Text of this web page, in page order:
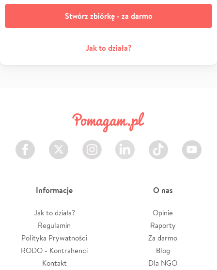
Stwórz zbiórkę - za darmo
Jak to działa?
Facebook Twitter Instagram LinkedIn TikTok Youtube
Informacje
Jak to działa?
Regulamin
Polityka Prywatności
RODO - Kontrahenci
Kontakt
O nas
Opinie
Raporty
Za darmo
Blog
Dla NGO